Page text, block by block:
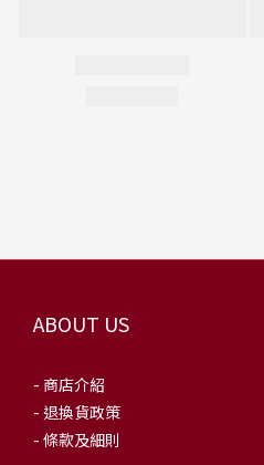
ABOUT US
- 商店介紹
- 退換貨政策
- 條款及細則